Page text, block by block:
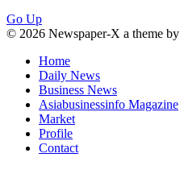
Go Up
© 2026 Newspaper-X a theme by
Home
Daily News
Business News
Asiabusinessinfo Magazine
Market
Profile
Contact